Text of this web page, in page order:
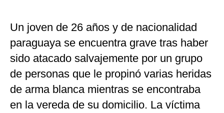
Un joven de 26 años y de nacionalidad
paraguaya se encuentra grave tras haber
sido atacado salvajemente por un grupo
de personas que le propinó varias heridas
de arma blanca mientras se encontraba
en la vereda de su domicilio. La víctima